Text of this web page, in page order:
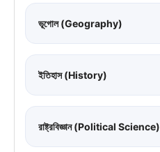
ভূগোল (Geography)
ইতিহাস (History)
রাষ্ট্রবিজ্ঞান (Political Science)